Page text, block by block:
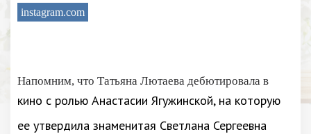
instagram.com
Напомним, что Татьяна Лютаева дебютировала в
кино с ролью Анастасии Ягужинской, на которую
ее утвердила знаменитая Светлана Сергеевна